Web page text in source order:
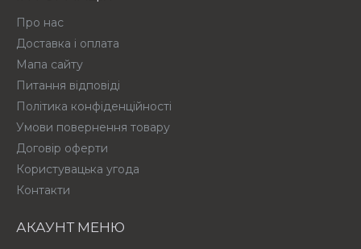
Про нас
Доставка і оплата
Мапа сайту
Питання відповіді
Політика конфіденційності
Умови повернення товару
Договір оферти
Користувацька угода
Контакти
АКАУНТ МЕНЮ